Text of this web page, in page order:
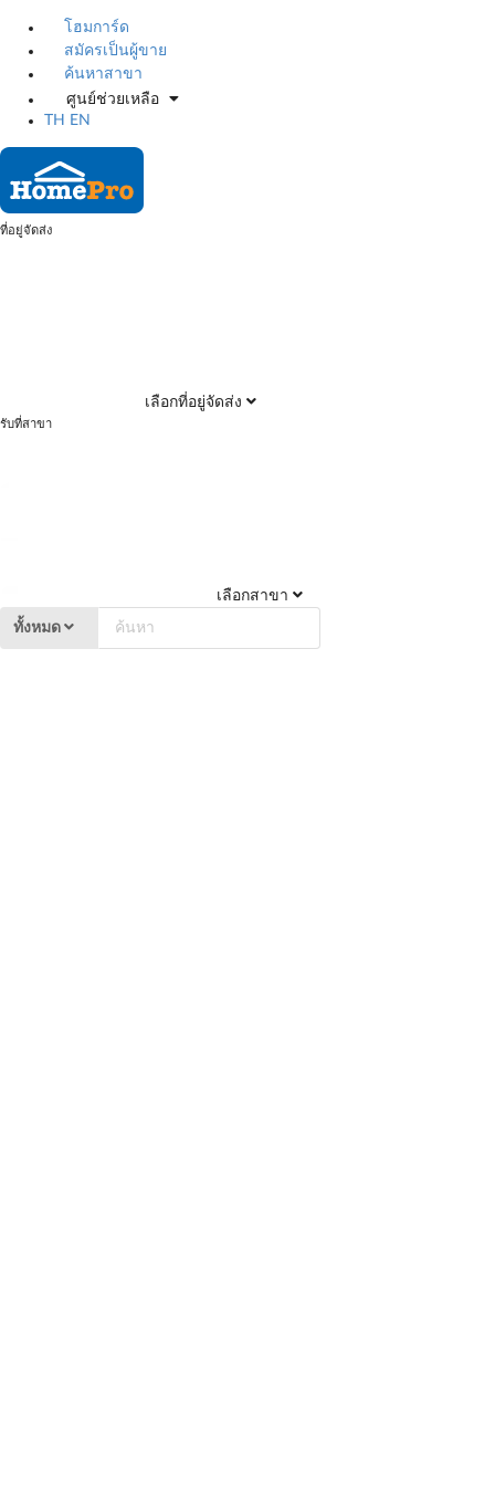
โฮมการ์ด
สมัครเป็นผู้ขาย
ค้นหาสาขา
ศูนย์ช่วยเหลือ
TH
EN
ที่อยู่จัดส่ง
เลือกที่อยู่จัดส่ง
รับที่สาขา
เลือกสาขา
ทั้งหมด